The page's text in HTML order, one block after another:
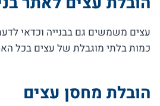
עצים משמשים גם בבנייה וכדאי
כמות בלתי מוגבלת של עצים בכל
הובלת מחסן עצים